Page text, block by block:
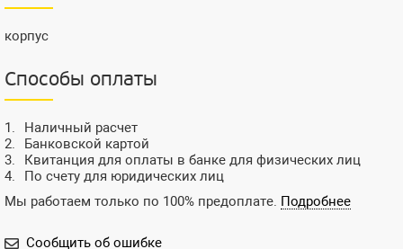
корпус
Способы оплаты
Наличный расчет
Банковской картой
Квитанция для оплаты в банке для физических лиц
По счету для юридических лиц
Мы работаем только по 100% предоплате. Подробнее
Сообщить об ошибке